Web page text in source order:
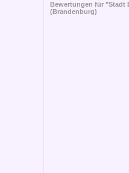
Bewertungen für "Stadt
(Brandenburg)